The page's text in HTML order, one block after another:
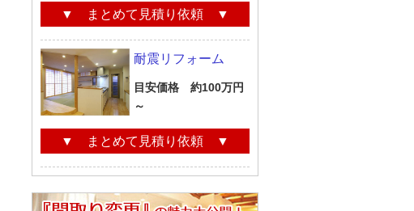
▼ まとめて見積り依頼 ▼
耐震リフォーム
目安価格 約100万円
～
▼ まとめて見積り依頼 ▼